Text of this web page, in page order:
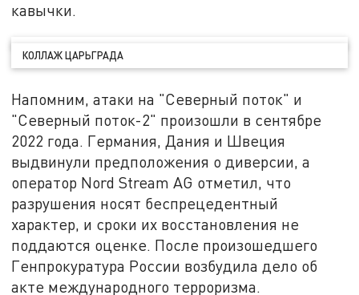
кавычки.
КОЛЛАЖ ЦАРЬГРАДА
Напомним, атаки на "Северный поток" и
"Северный поток-2" произошли в сентябре
2022 года. Германия, Дания и Швеция
выдвинули предположения о диверсии, а
оператор Nord Stream AG отметил, что
разрушения носят беспрецедентный
характер, и сроки их восстановления не
поддаются оценке. После произошедшего
Генпрокуратура России возбудила дело об
акте международного терроризма.